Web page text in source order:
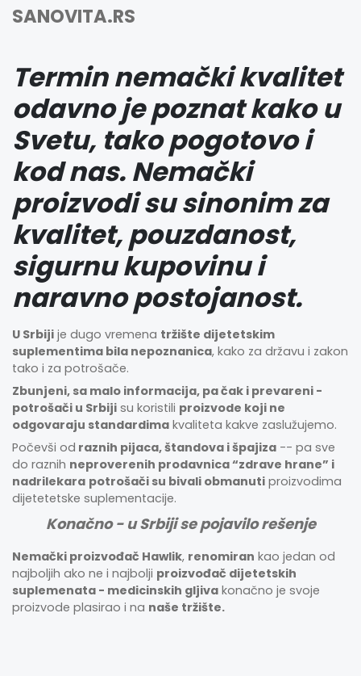
SANOVITA.RS
Termin nemački kvalitet
odavno je poznat kako u
Svetu, tako pogotovo i
kod nas. Nemački
proizvodi su sinonim za
kvalitet, pouzdanost,
sigurnu kupovinu i
naravno postojanost.
U Srbiji je dugo vremena tržište dijetetskim
suplementima bila nepoznanica, kako za državu i zakon
tako i za potrošače.
Zbunjeni, sa malo informacija, pa čak i prevareni -
potrošači u Srbiji su koristili proizvode koji ne
odgovaraju standardima kvaliteta kakve zaslužujemo.
Počevši od raznih pijaca, štandova i špajiza -- pa sve
do raznih neproverenih prodavnica “zdrave hrane” i
nadrilekara potrošači su bivali obmanuti proizvodima
dijetetetske suplementacije.
Konačno - u Srbiji se pojavilo rešenje
Nemački proizvođač Hawlik, renomiran kao jedan od
najboljih ako ne i najbolji proizvođač dijetetskih
suplemenata - medicinskih gljiva konačno je svoje
proizvode plasirao i na naše tržište.